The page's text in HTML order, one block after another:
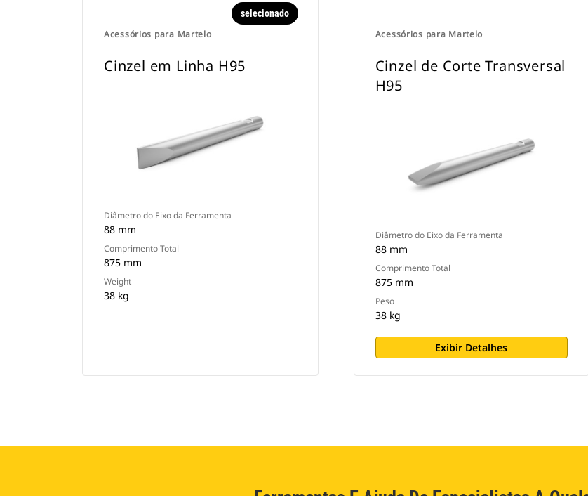
Acessórios para Martelo
selecionado
Cinzel em Linha H95
Diâmetro do Eixo da Ferramenta
88 mm
Comprimento Total
875 mm
Weight
38 kg
Acessórios para Martelo
Cinzel de Corte Transversal
H95
Diâmetro do Eixo da Ferramenta
88 mm
Comprimento Total
875 mm
Peso
38 kg
Exibir Detalhes